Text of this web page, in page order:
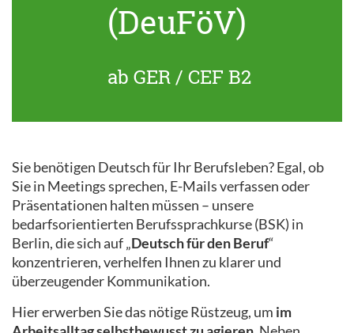
(DeuFöV)
ab GER / CEF B2
Sie benötigen Deutsch für Ihr Berufsleben? Egal, ob
Sie in Meetings sprechen, E-Mails verfassen oder
Präsentationen halten müssen – unsere
bedarfsorientierten Berufssprachkurse (BSK) in
Berlin, die sich auf „Deutsch für den Beruf“
konzentrieren, verhelfen Ihnen zu klarer und
überzeugender Kommunikation.
Hier erwerben Sie das nötige Rüstzeug, um im